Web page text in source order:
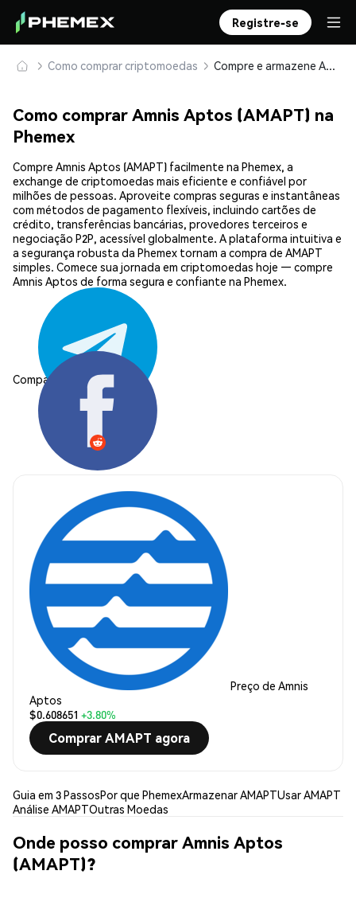
Registre-se
Como comprar criptomoedas Compre e armazene Amnis Aptos (AMAPT) com segurança
Como comprar Amnis Aptos (AMAPT) na
Phemex
Compre Amnis Aptos (AMAPT) facilmente na Phemex, a
exchange de criptomoedas mais eficiente e confiável por
milhões de pessoas. Aproveite compras seguras e instantâneas
com métodos de pagamento flexíveis, incluindo cartões de
crédito, transferências bancárias, provedores terceiros e
negociação P2P, acessível globalmente. A plataforma intuitiva e
a segurança robusta da Phemex tornam a compra de AMAPT
simples. Comece sua jornada em criptomoedas hoje — compre
Amnis Aptos de forma segura e confiante na Phemex.
Compartilhar:
Preço de Amnis
Aptos
$0.608651 +3.80%
Comprar AMAPT agora
Guia em 3 PassosPor que PhemexArmazenar AMAPTUsar AMAPT
Análise AMAPTOutras Moedas
Onde posso comprar Amnis Aptos
(AMAPT)?